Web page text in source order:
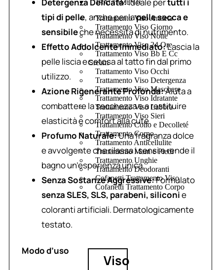
TRATTAMENTI
Trattamento Viso Antieta
Trattamento Viso Giorno
Trattamento Viso Notte
Trattamento Viso 24 Ore
Trattamento Viso Bb E Cc
Cream
Trattamento Viso Occhi
Trattamento Viso Detergenza
Trattamento Viso Maschere
Trattamento Viso Idratante
Trattamento Viso Labbra
Trattamento Viso Sieri
Trattamento Collo e Decolleté
Trattamento Corpo
Trattamento Anticellulite
Trattamento Mani e Piedi
Trattamento Unghie
Trattamento Deodoranti
Cofanetti Trattamento Viso
Cofanetti Trattamento Corpo
Viso
Detergenza Delicata:Ideale pertutti i
tipi di pelle, anche per lapelle secca e
sensibileche necessita di nutrimento.
Effetto Addolcente Immediato:Lascia la
pelle liscia e setosa al tatto fin dal primo
utilizzo.
Azione Rigenerante Profonda:Aiuta a
combattere la secchezza e a restituire
elasticità e comfort alla cute.
Profumo Naturale:Una fragranza dolce
e avvolgente che rilassa i sensi e rende il
bagno un’esperienza unica.
Senza Sostanze Aggressive:Formulato
senza SLES, SLS, parabeni, siliconie
coloranti artificiali. Dermatologicamente
testato.
Modo d’uso